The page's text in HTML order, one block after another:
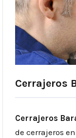
Cerrajeros
Cerrajeros
de cerrajeros